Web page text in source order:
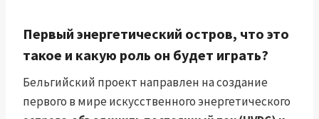
Первый энергетический остров, что это
такое и какую роль он будет играть?
Бельгийский проект направлен на создание
первого в мире искусственного энергетического